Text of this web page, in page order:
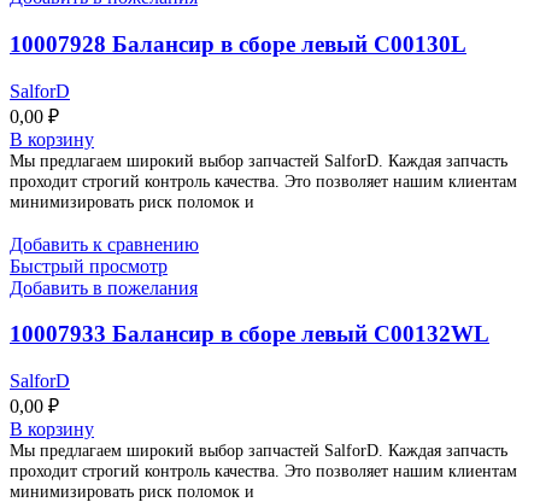
10007928 Балансир в сборе левый C00130L
SalforD
0,00 ₽
В корзину
Мы предлагаем широкий выбор запчастей SalforD. Каждая запчасть
проходит строгий контроль качества. Это позволяет нашим клиентам
минимизировать риск поломок и
Добавить к сравнению
Быстрый просмотр
Добавить в пожелания
10007933 Балансир в сборе левый C00132WL
SalforD
0,00 ₽
В корзину
Мы предлагаем широкий выбор запчастей SalforD. Каждая запчасть
проходит строгий контроль качества. Это позволяет нашим клиентам
минимизировать риск поломок и